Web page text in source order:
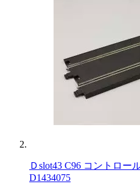
Ｄslot43 C96 コントロー
D1434075